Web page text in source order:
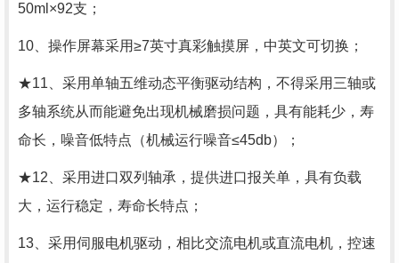
50ml×92支；
10、操作屏幕采用≥7英寸真彩触摸屏，中英文可切换；
★11、采用单轴五维动态平衡驱动结构，不得采用三轴或
多轴系统从而能避免出现机械磨损问题，具有能耗少，寿
命长，噪音低特点（机械运行噪音≤45db）；
★12、采用进口双列轴承，提供进口报关单，具有负载
大，运行稳定，寿命长特点；
13、采用伺服电机驱动，相比交流电机或直流电机，控速